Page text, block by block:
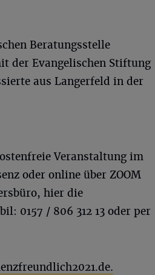
Beratungsstelle
der Evangelischen Stiftung
aus Langerfeld in der
Veranstaltung im
oder online über ZOOM
hier die
0157 / 806 312 13 oder per